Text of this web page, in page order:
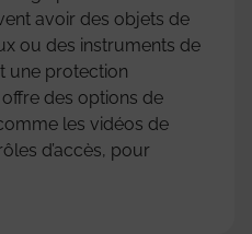
avoir des objets de
ou des instruments de
une protection
des options de
les vidéos de
d’accès, pour